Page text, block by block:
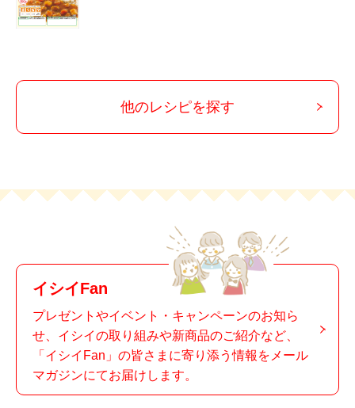
他のレシピを探す
イシイFan
プレゼントやイベント・キャンペーンのお知ら
せ、イシイの取り組みや新商品のご紹介など、
「イシイFan」の皆さまに寄り添う情報をメール
マガジンにてお届けします。